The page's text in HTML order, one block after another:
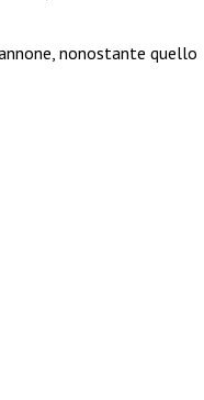
nonostante quello